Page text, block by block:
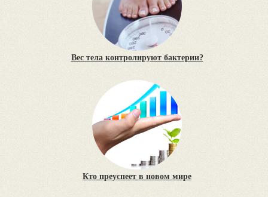
Вес тела контролируют бактерии?
Кто преуспеет в новом мире